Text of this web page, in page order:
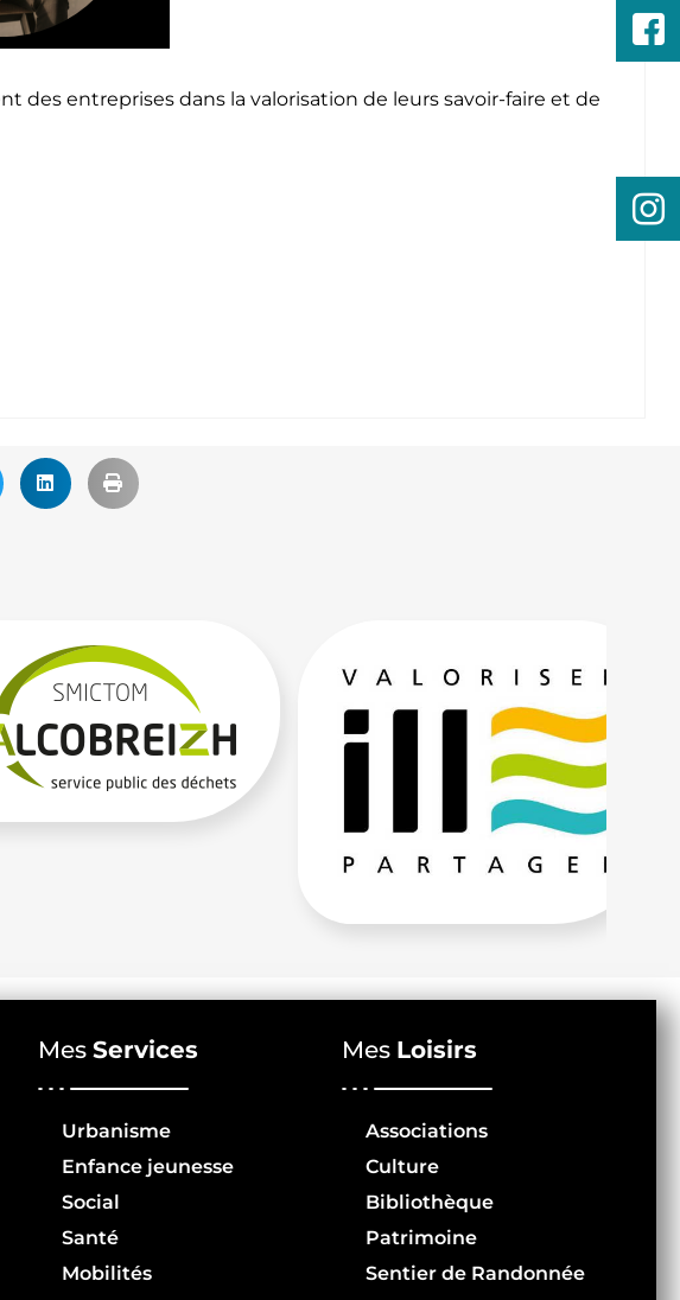
des entreprises dans la valorisation de leurs savoir-faire et de
MesServices
Urbanisme
Enfance jeunesse
Social
Santé
Mobilités
Mes Loisirs
Associations
Culture
Bibliothèque
Patrimoine
Sentier de Randonnée